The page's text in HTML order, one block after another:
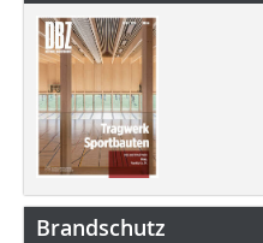
Brandschutz